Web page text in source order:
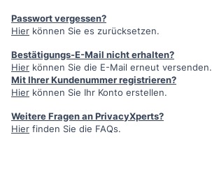
Passwort vergessen?
Hier können Sie es zurücksetzen.
Bestätigungs-E-Mail nicht erhalten?
Hier können Sie die E-Mail erneut versenden.
Mit Ihrer Kundenummer registrieren?
Hier können Sie Ihr Konto erstellen.
Weitere Fragen an PrivacyXperts?
Hier finden Sie die FAQs.